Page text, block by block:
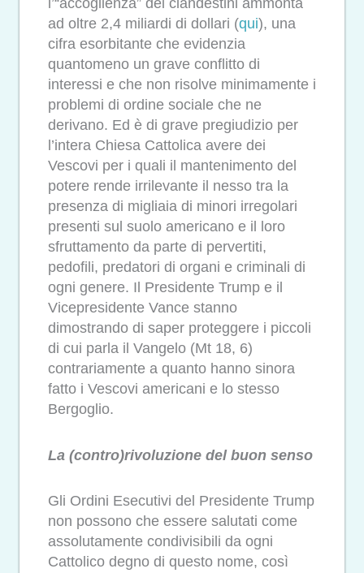
l’“accoglienza” dei clandestini ammonta
ad oltre 2,4 miliardi di dollari (qui), una
cifra esorbitante che evidenzia
quantomeno un grave conflitto di
interessi e che non risolve minimamente i
problemi di ordine sociale che ne
derivano. Ed è di grave pregiudizio per
l’intera Chiesa Cattolica avere dei
Vescovi per i quali il mantenimento del
potere rende irrilevante il nesso tra la
presenza di migliaia di minori irregolari
presenti sul suolo americano e il loro
sfruttamento da parte di pervertiti,
pedofili, predatori di organi e criminali di
ogni genere. Il Presidente Trump e il
Vicepresidente Vance stanno
dimostrando di saper proteggere i piccoli
di cui parla il Vangelo (Mt 18, 6)
contrariamente a quanto hanno sinora
fatto i Vescovi americani e lo stesso
Bergoglio.
La (contro)rivoluzione del buon senso
Gli Ordini Esecutivi del Presidente Trump
non possono che essere salutati come
assolutamente condivisibili da ogni
Cattolico degno di questo nome, così